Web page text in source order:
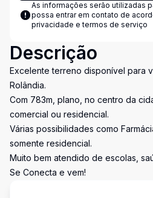
As informações serão utilizadas
possa entrar em contato de
privacidade e termos de serviço
Descrição
Excelente terreno disponível para
Rolândia.
Com 783m, plano, no centro da
comercial ou residencial.
Várias possibilidades como
somente residencial.
Muito bem atendido de escolas,
Se Conecta e vem!